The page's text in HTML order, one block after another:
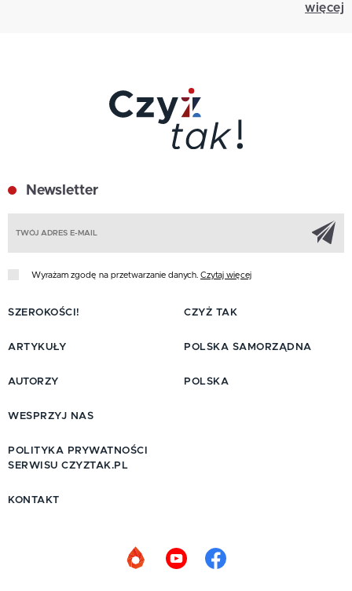
więcej
Newsletter
Wyrażam zgodę na przetwarzanie danych. Czytaj więcej
SZEROKOŚCI!
ARTYKUŁY
AUTORZY
CZYŻ TAK
POLSKA SAMORZĄDNA
POLSKA
WESPRZYJ NAS
POLITYKA PRYWATNOŚCI
SERWISU CZYZTAK.PL
KONTAKT